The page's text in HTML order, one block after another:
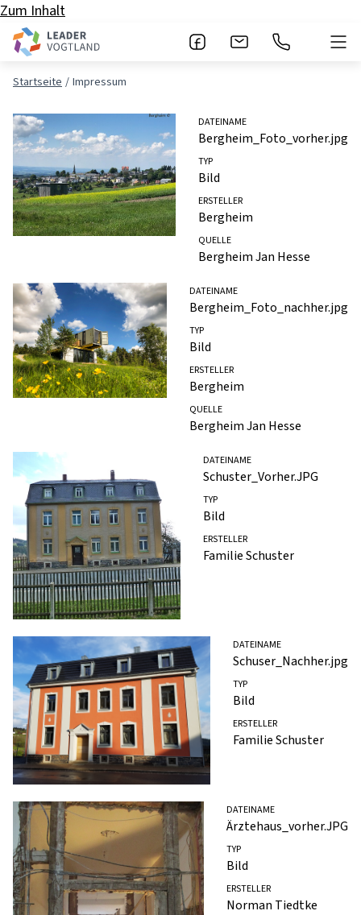
Zum Inhalt
Startseite Impressum
DATEINAME
Bergheim_Foto_vorher.jpg
TYP
Bild
ERSTELLER
Bergheim
QUELLE
Bergheim Jan Hesse
DATEINAME
Bergheim_Foto_nachher.jpg
TYP
Bild
ERSTELLER
Bergheim
QUELLE
Bergheim Jan Hesse
DATEINAME
Schuster_Vorher.JPG
TYP
Bild
ERSTELLER
Familie Schuster
DATEINAME
Schuser_Nachher.jpg
TYP
Bild
ERSTELLER
Familie Schuster
DATEINAME
Ärztehaus_vorher.JPG
TYP
Bild
ERSTELLER
Norman Tiedtke